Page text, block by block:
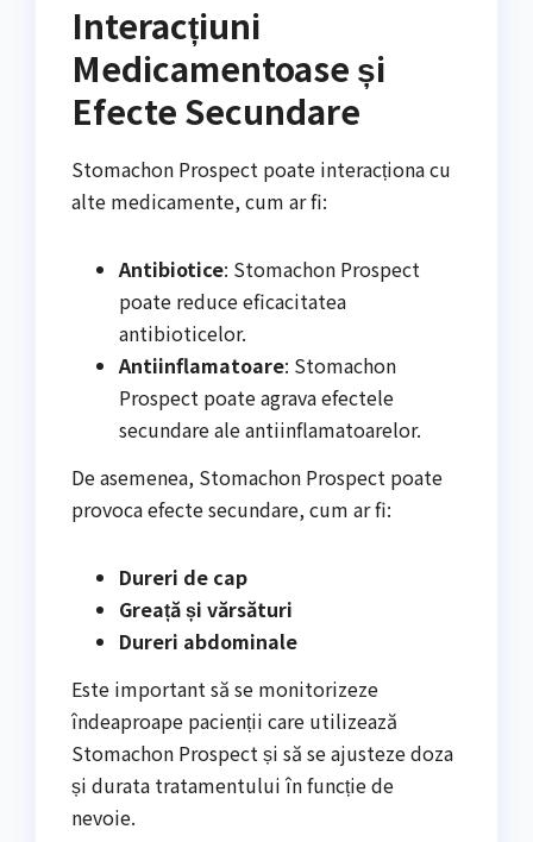
Interacțiuni
Medicamentoase și
Efecte Secundare
Stomachon Prospect poate interacționa cu
alte medicamente, cum ar fi:
Antibiotice: Stomachon Prospect
poate reduce eficacitatea
antibioticelor.
Antiinflamatoare: Stomachon
Prospect poate agrava efectele
secundare ale antiinflamatoarelor.
De asemenea, Stomachon Prospect poate
provoca efecte secundare, cum ar fi:
Dureri de cap
Greață și vărsături
Dureri abdominale
Este important să se monitorizeze
îndeaproape pacienții care utilizează
Stomachon Prospect și să se ajusteze doza
și durata tratamentului în funcție de
nevoie.